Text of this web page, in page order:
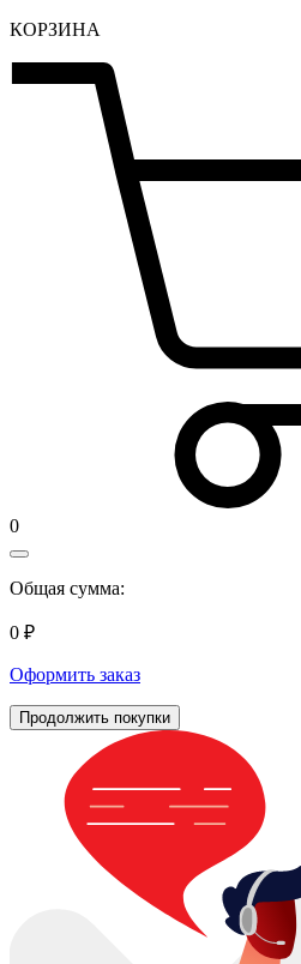
КОРЗИНА
0
Общая сумма:
0 ₽
Оформить заказ
Продолжить покупки